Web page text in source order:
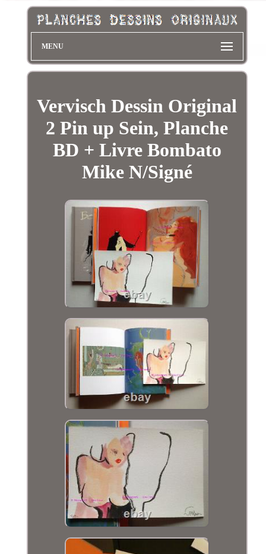
MENU
Vervisch Dessin Original
2 Pin up Sein, Planche
BD + Livre Bombato
Mike N/Signé